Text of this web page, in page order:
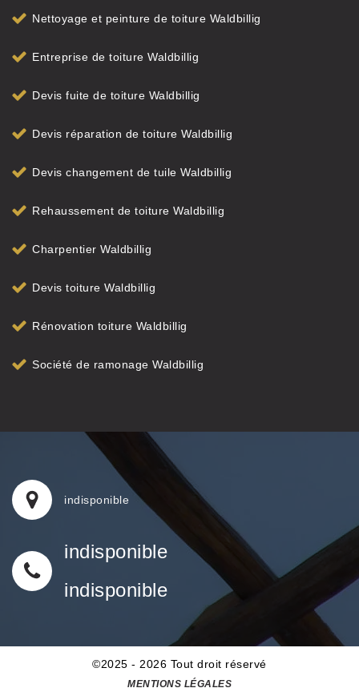
Nettoyage et peinture de toiture Waldbillig
Entreprise de toiture Waldbillig
Devis fuite de toiture Waldbillig
Devis réparation de toiture Waldbillig
Devis changement de tuile Waldbillig
Rehaussement de toiture Waldbillig
Charpentier Waldbillig
Devis toiture Waldbillig
Rénovation toiture Waldbillig
Société de ramonage Waldbillig
indisponible
indisponible
indisponible
©2025 - 2026 Tout droit réservé
MENTIONS LÉGALES